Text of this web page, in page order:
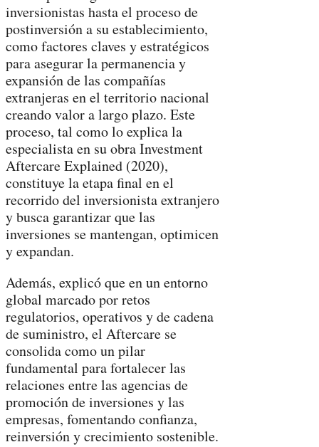
inversionistas hasta el proceso de
postinversión a su establecimiento,
como factores claves y estratégicos
para asegurar la permanencia y
expansión de las compañías
extranjeras en el territorio nacional
creando valor a largo plazo. Este
proceso, tal como lo explica la
especialista en su obra Investment
Aftercare Explained (2020),
constituye la etapa final en el
recorrido del inversionista extranjero
y busca garantizar que las
inversiones se mantengan, optimicen
y expandan.
Además, explicó que en un entorno
global marcado por retos
regulatorios, operativos y de cadena
de suministro, el Aftercare se
consolida como un pilar
fundamental para fortalecer las
relaciones entre las agencias de
promoción de inversiones y las
empresas, fomentando confianza,
reinversión y crecimiento sostenible.